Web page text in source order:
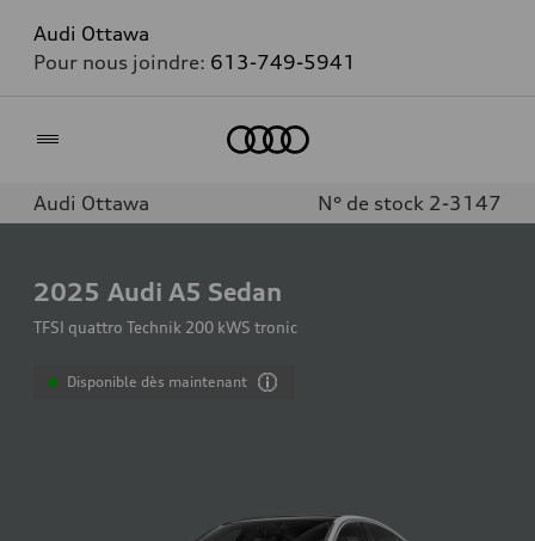
Audi Ottawa
Pour nous joindre: 613-749-5941
Audi Ottawa N° de stock 2-3147
2025 Audi A5 Sedan
TFSI quattro Technik 200 kWS tronic
Disponible dès maintenant